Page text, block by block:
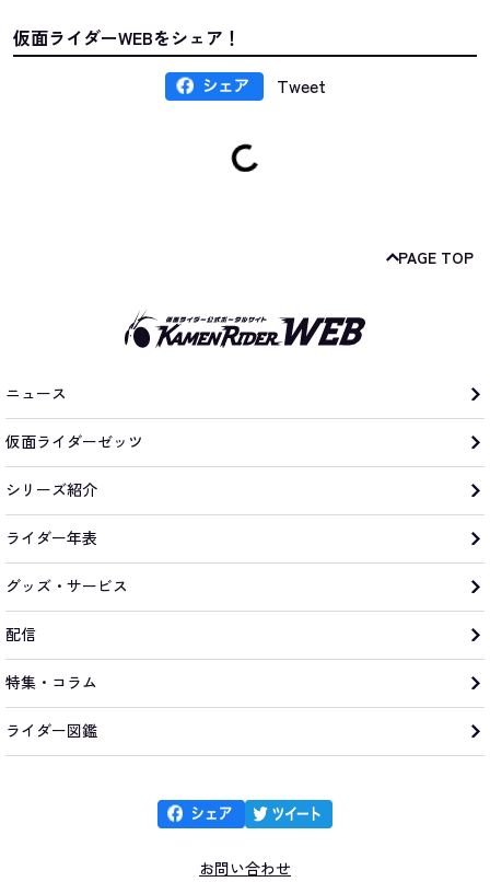
仮面ライダーWEBをシェア！
Tweet
PAGE TOP
ニュース
仮面ライダーゼッツ
シリーズ紹介
ライダー年表
グッズ・サービス
配信
特集・コラム
ライダー図鑑
お問い合わせ